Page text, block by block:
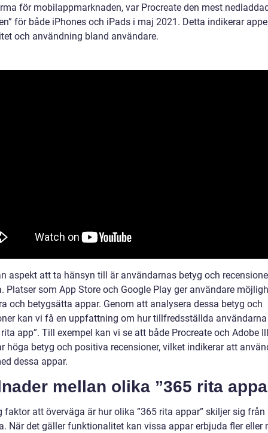
för mobilappmarknaden, var Procreate den mest
för både iPhones och iPads i maj 2021. Detta indikerar
och användning bland användare.
aspekt att ta hänsyn till är användarnas betyg och
Platser som App Store och Google Play ger användare
och betygsätta appar. Genom att analysera dessa betyg och
kan vi få en uppfattning om hur tillfredsställda
rita app”. Till exempel kan vi se att både Procreate och Adobe
höga betyg och positiva recensioner, vilket indikerar att
dessa appar.
mellan olika ”365 rita
faktor att överväga är hur olika ”365 rita appar” skiljer sig från
När det gäller funktionalitet kan vissa appar erbjuda fler eller